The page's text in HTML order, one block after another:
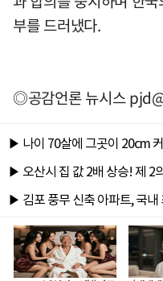
부를 드러냈다.
◎공감언론 뉴시스